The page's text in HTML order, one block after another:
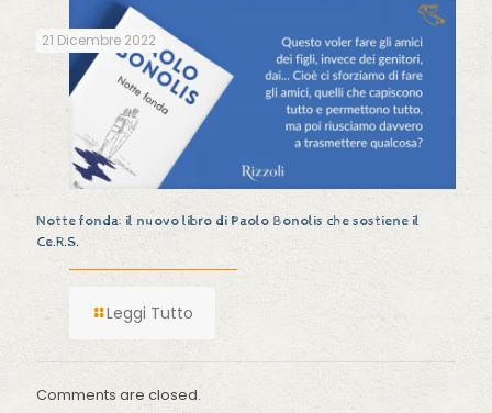
21 Dicembre 2022
Notte fonda: il nuovo libro di Paolo Bonolis che sostiene il
Ce.R.S.
Leggi Tutto
Comments are closed.